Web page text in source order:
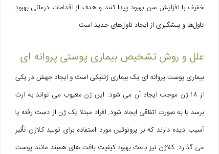
خفیف با افزایش سن بهبود پیدا کنند و هدف از اقدامات درمانی بهبود
تاول‌ها و پیشگیری از ایجاد تاول‌های جدید است.
علل و روش تشخیص بیماری پوستی پروانه ای
بیماری پوست پروانه ای یک بیماری ژنتیکی است و ایجاد جهش در یکی
از ۱۸ ژن موجب ایجاد آن می شود. این ژن معیوب می تواند به ارث
برسد یا به صورت اتفاقی ایجاد شود. افراد مبتلا یک ژن از دست رفته یا
آسیب دیده دارند که بر پروتوئین مورد استفاده برای تولید کلاژن تأثیر
می گذارد. کلاژن نیز باعث بهبود کیفیت بافت های همبند مانند پوست